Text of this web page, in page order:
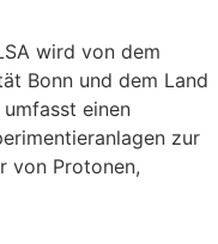
wird von dem
Bonn und dem Land
einen
zur
von Protonen,